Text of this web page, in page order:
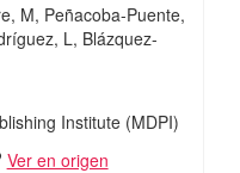
M Peñacoba-Puente,
L Blázquez-
Institute (MDPI)
Ver en origen